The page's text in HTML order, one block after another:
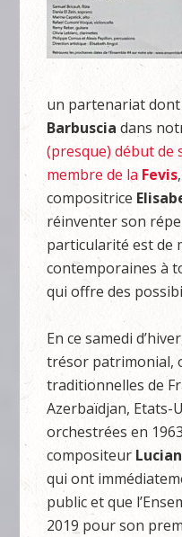
un partenariat
Barbuscia dans
(presque) début de
membre de la Fevis
compositrice
réinventer son
particularité est de
contemporaines à
qui offre des
En ce samedi
trésor patrimonial,
traditionnelles de
Azerbaïdjan, Etats-
orchestrées en
compositeur
qui ont
public et que
2019 pour son